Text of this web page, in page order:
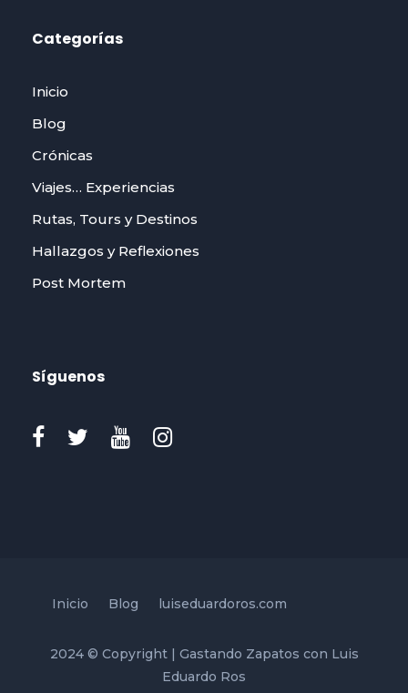
Categorías
Inicio
Blog
Crónicas
Viajes… Experiencias
Rutas, Tours y Destinos
Hallazgos y Reflexiones
Post Mortem
Síguenos
Inicio Blog luiseduardoros.com
2024 © Copyright | Gastando Zapatos con Luis
Eduardo Ros